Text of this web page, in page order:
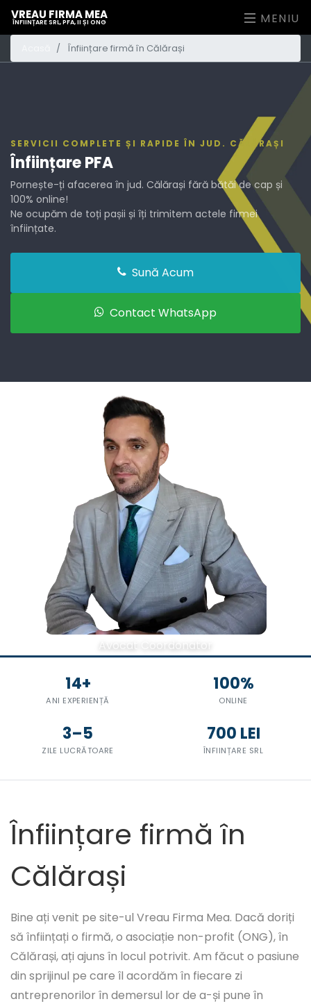
VREAU FIRMA MEA
ÎNFIINȚARE SRL, PFA, II ȘI ONG MENIU
Înființare firmă în Călărași
SERVICII COMPLETE ȘI RAPIDE ÎN JUD. CĂLĂRAȘI
Înființare
Pornește-ți afacerea în jud. Călărași fără bătăi de cap și
100% online!
Ne ocupăm de toți pașii și îți trimitem actele firmei
înființate.
Sună Acum
Contact WhatsApp
Avocat Coordonator
14+
ANI EXPERIENȚĂ
100%
ONLINE
3–5
ZILE LUCRĂTOARE
700 LEI
ÎNFIINȚARE SRL
Înființare firmă în
Călărași
Bine ați venit pe site-ul Vreau Firma Mea. Dacă doriți
să înființați o firmă, o asociație non-profit (ONG), în
Călărași, ați ajuns în locul potrivit. Am făcut o pasiune
din sprijinul pe care îl acordăm în fiecare zi
antreprenorilor în demersul lor de a-și pune în